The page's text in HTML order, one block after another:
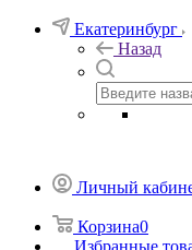
Екатеринбург
Назад
Личный
Корзина0
Избранные